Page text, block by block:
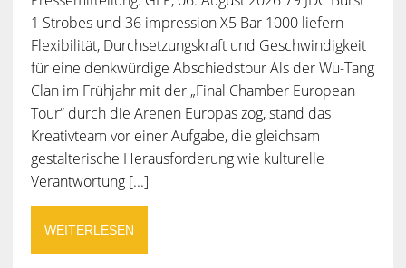
1 Strobes und 36 impression X5 Bar 1000 liefern
Flexibilität, Durchsetzungskraft und Geschwindigkeit
für eine denkwürdige Abschiedstour Als der Wu-Tang
Clan im Frühjahr mit der „Final Chamber European
Tour“ durch die Arenen Europas zog, stand das
Kreativteam vor einer Aufgabe, die gleichsam
gestalterische Herausforderung wie kulturelle
Verantwortung [...]
WEITERLESEN